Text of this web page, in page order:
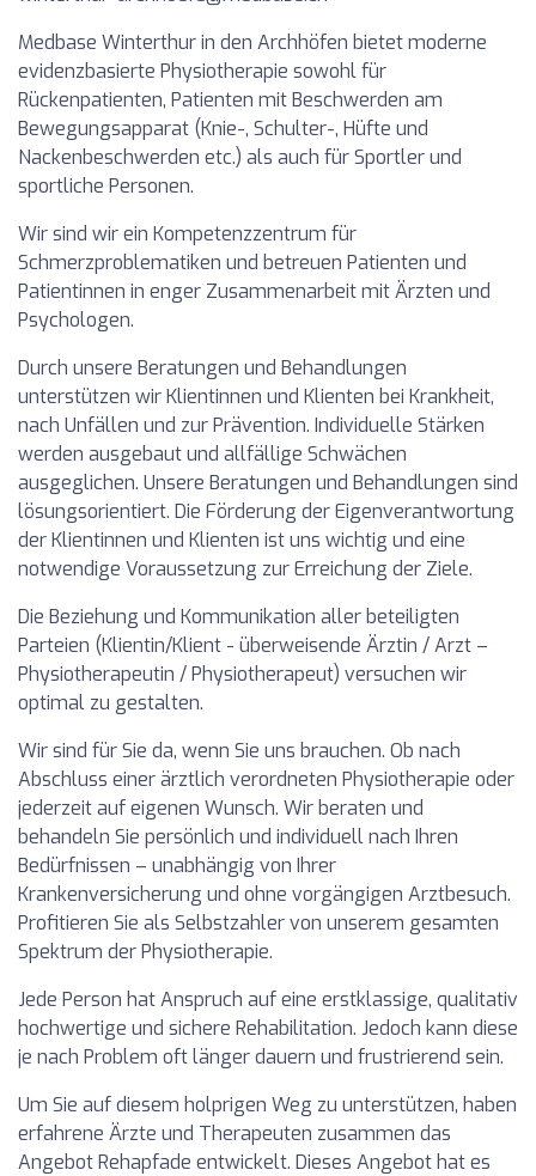
Medbase Winterthur in den Archhöfen bietet moderne
evidenzbasierte Physiotherapie sowohl für
Rückenpatienten, Patienten mit Beschwerden am
Bewegungsapparat (Knie-, Schulter-, Hüfte und
Nackenbeschwerden etc.) als auch für Sportler und
sportliche Personen.
Wir sind wir ein Kompetenzzentrum für
Schmerzproblematiken und betreuen Patienten und
Patientinnen in enger Zusammenarbeit mit Ärzten und
Psychologen.
Durch unsere Beratungen und Behandlungen
unterstützen wir Klientinnen und Klienten bei Krankheit,
nach Unfällen und zur Prävention. Individuelle Stärken
werden ausgebaut und allfällige Schwächen
ausgeglichen. Unsere Beratungen und Behandlungen sind
lösungsorientiert. Die Förderung der Eigenverantwortung
der Klientinnen und Klienten ist uns wichtig und eine
notwendige Voraussetzung zur Erreichung der Ziele.
Die Beziehung und Kommunikation aller beteiligten
Parteien (Klientin/Klient - überweisende Ärztin / Arzt –
Physiotherapeutin / Physiotherapeut) versuchen wir
optimal zu gestalten.
Wir sind für Sie da, wenn Sie uns brauchen. Ob nach
Abschluss einer ärztlich verordneten Physiotherapie oder
jederzeit auf eigenen Wunsch. Wir beraten und
behandeln Sie persönlich und individuell nach Ihren
Bedürfnissen – unabhängig von Ihrer
Krankenversicherung und ohne vorgängigen Arztbesuch.
Profitieren Sie als Selbstzahler von unserem gesamten
Spektrum der Physiotherapie.
Jede Person hat Anspruch auf eine erstklassige, qualitativ
hochwertige und sichere Rehabilitation. Jedoch kann diese
je nach Problem oft länger dauern und frustrierend sein.
Um Sie auf diesem holprigen Weg zu unterstützen, haben
erfahrene Ärzte und Therapeuten zusammen das
Angebot Rehapfade entwickelt. Dieses Angebot hat es